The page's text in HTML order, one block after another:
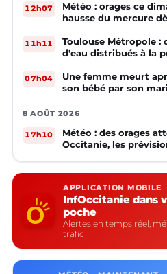
12h07
Météo : orages ce
hausse du mercure
11h11
Toulouse Métropole :
d'eau distribués à la
07h04
Une femme meurt
son bébé par son
8 AOÛT 2026
17h10
Météo : des orages
Occitanie, les
APPLICATION MOBILE
InfOccitanie dans
poche
Alertes en temps réel,
trafic